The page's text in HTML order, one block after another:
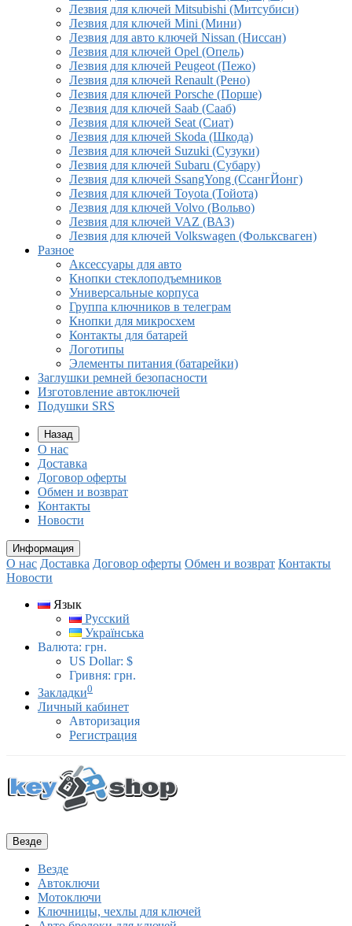
Лезвия для ключей Mitsubishi (Митсубиси)
Лезвия для ключей Mini (Мини)
Лезвия для авто ключей Nissan (Ниссан)
Лезвия для ключей Opel (Опель)
Лезвия для ключей Peugeot (Пежо)
Лезвия для ключей Renault (Рено)
Лезвия для ключей Porsche (Порше)
Лезвия для ключей Saab (Сааб)
Лезвия для ключей Seat (Сиат)
Лезвия для ключей Skoda (Шкода)
Лезвия для ключей Suzuki (Сузуки)
Лезвия для ключей Subaru (Субару)
Лезвия для ключей SsangYong (СсангЙонг)
Лезвия для ключей Toyota (Тойота)
Лезвия для ключей Volvo (Вольво)
Лезвия для ключей VAZ (ВАЗ)
Лезвия для ключей Volkswagen (Фольксваген)
Разное
Aксессуары для авто
Кнопки стеклоподъемников
Универсальные корпуса
Группа ключников в телеграм
Кнопки для микросхем
Контакты для батарей
Логотипы
Элементы питания (батарейки)
Заглушки ремней безопасности
Изготовление автоключей
Подушки SRS
Назад
О нас
Доставка
Договор оферты
Обмен и возврат
Контакты
Новости
Информация
О нас Доставка Договор оферты Обмен и возврат Контакты
Новости
Язык
Русский
Українська
Валюта: грн.
US Dollar: $
Гривня: грн.
Закладки0
Личный кабинет
Авторизация
Регистрация
Везде
Везде
Автоключи
Мотоключи
Ключницы, чехлы для ключей